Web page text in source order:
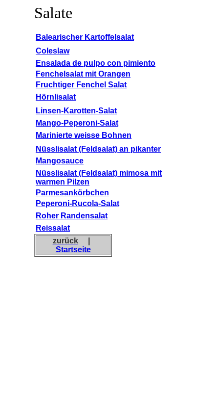
Salate
Balearischer Kartoffelsalat
Coleslaw
Ensalada de pulpo con pimiento
Fenchelsalat mit Orangen
Fruchtiger Fenchel Salat
Hörnlisalat
Linsen-Karotten-Salat
Mango-Peperoni-Salat
Marinierte weisse Bohnen
Nüsslisalat (Feldsalat) an pikanter
Mangosauce
Nüsslisalat (Feldsalat) mimosa mit
warmen Pilzen
Parmesankörbchen
Peperoni-Rucola-Salat
Roher Randensalat
Reissalat
zurück|
Startseite